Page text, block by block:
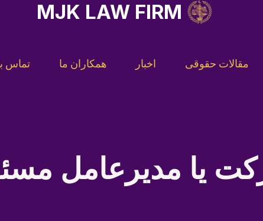
MJK LAW FIRM
مقالات حقوقی اخبار همکاران ما تماس
یا مدیرعامل